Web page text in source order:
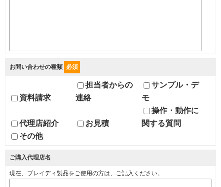
お問い合わせの種類 必須
資料請求
担当者からの
連絡
サンプル・デ
モ
代理店紹介 お見積
操作・動作に
関する質問
その他
ご購入代理店名
現在、ブレイディ製品をご使用の方は、ご記入ください。